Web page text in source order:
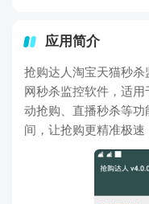
应用简介
抢购达人淘宝天猫秒
网秒杀监控软件，适
动抢购、直播秒杀等
间，让抢购更精准极速